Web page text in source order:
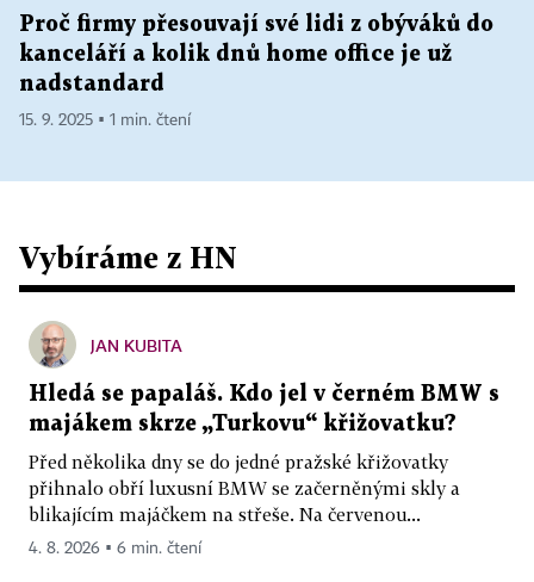
Proč firmy přesouvají své lidi z obýváků do
kanceláří a kolik dnů home office je už
nadstandard
15. 9. 2025 ▪ 1 min. čtení
Vybíráme z HN
JAN KUBITA
Hledá se papaláš. Kdo jel v černém BMW s
majákem skrze „Turkovu“ křižovatku?
Před několika dny se do jedné pražské křižovatky
přihnalo obří luxusní BMW se začerněnými skly a
blikajícím majáčkem na střeše. Na červenou...
4. 8. 2026 ▪ 6 min. čtení